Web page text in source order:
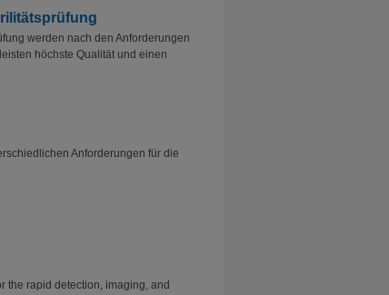
werden nach den Anforderungen
höchste Qualität und einen
Anforderungen für die
the rapid detection, imaging, and